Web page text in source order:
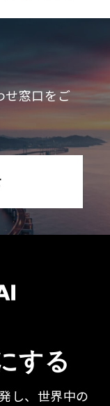
せ窓口をご
する
し、世界中の